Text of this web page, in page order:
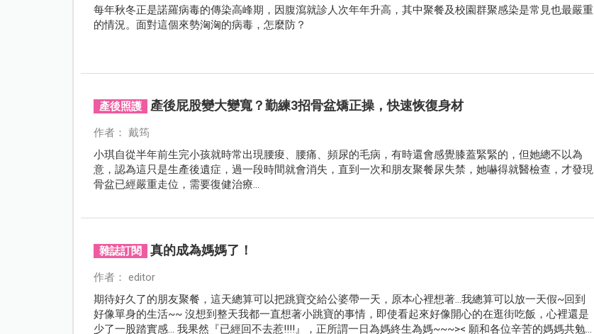
每年秋冬正是諾羅病毒的傳染高峰期，因腹瀉就診人次年年升高，其中聚餐及校園群聚感染是常見也最嚴重
的情況。面對這個來勢洶洶的病毒，怎麼防？
產後照護 產後屁股變大變寬？勤練3招骨盆矯正操，快速恢復身材
作者： 戴筠
小琪自從半年前生完小孩就時常出現腰痠、腰痛、頻尿的毛病，有時還會感覺膝蓋緊緊的，但她總不以為
意，認為這只是生產後遺症，過一段時間就會消失，直到一次和朋友聚餐尿失禁，她嚇得就醫檢查，才發現
骨盆已經嚴重走位，需要復健治療…
雜誌訂閱 真的成為媽媽了！
作者： editor
期待好久了的朋友聚餐，這天總算可以把跳寶交給公婆帶一天，原本心裡想著...我總算可以放一天假~回到
好像單身的生活~~ 沒想到整天我都一直想著小跳寶的事情，即使看起來好像開心的在逛街吃飯，心裡還是
少了一股踏實感... 我果然『已經回不去惹!!!!』，正所謂一日為媽終生為媽~~~>< 願和各位辛苦的媽媽共勉